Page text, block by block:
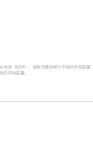
存（RAM），实际可用空间小于标识内存容量；
识闪存容量。